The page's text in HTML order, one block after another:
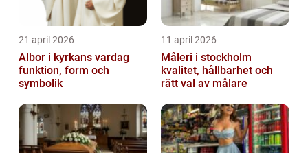
21 april 2026
Albor i kyrkans vardag
funktion, form och
symbolik
11 april 2026
Måleri i stockholm
kvalitet, hållbarhet och
rätt val av målare